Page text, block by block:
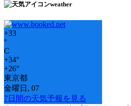
weather
+33
°
C
+34°
+26°
東京都
金曜日, 07
7日間の天気予報を見る